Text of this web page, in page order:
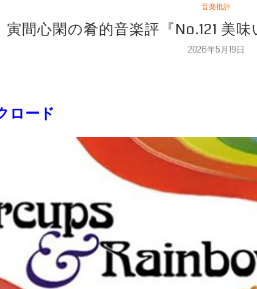
音楽批評
寅間心閑の肴的音楽評『No.121 美
2026年5月19日
ロード